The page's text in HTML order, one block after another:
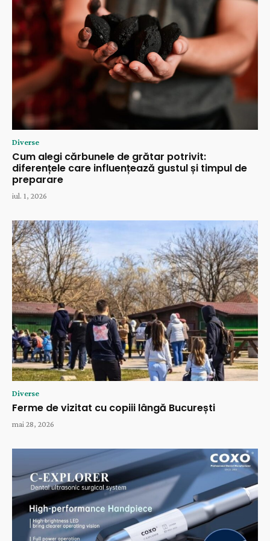
Diverse
Cum alegi cărbunele de grătar potrivit:
diferențele care influențează gustul și timpul de
preparare
iul. 1, 2026
Diverse
Ferme de vizitat cu copiii lângă București
mai 28, 2026